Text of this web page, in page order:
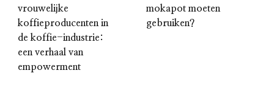
vrouwelijke
koffieproducenten in
de koffie-industrie:
een verhaal van
empowerment
mokapot moeten
gebruiken?